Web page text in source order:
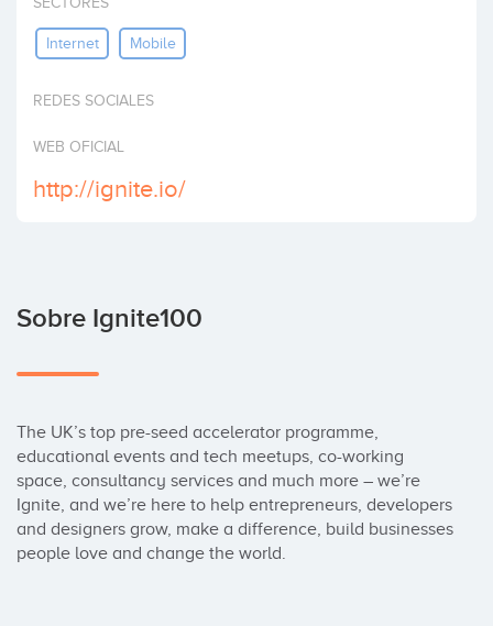
Internet Mobile
REDES SOCIALES
WEB OFICIAL
http://ignite.io/
Sobre Ignite100
The UK’s top pre-seed accelerator programme,
educational events and tech meetups, co-working
space, consultancy services and much more – we’re
Ignite, and we’re here to help entrepreneurs, developers
and designers grow, make a difference, build businesses
people love and change the world.